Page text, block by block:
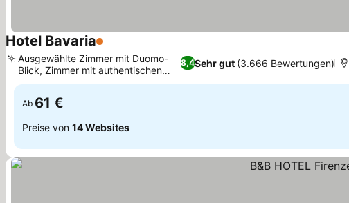
Hotel Bavaria1 Sterne
8,4Sehr gut (3.666 Bewertungen)
Ausgewählte Zimmer mit Duomo-
Blick, Zimmer mit authentischen
Fresken
Ab 61 €
Preise von 14 Websites